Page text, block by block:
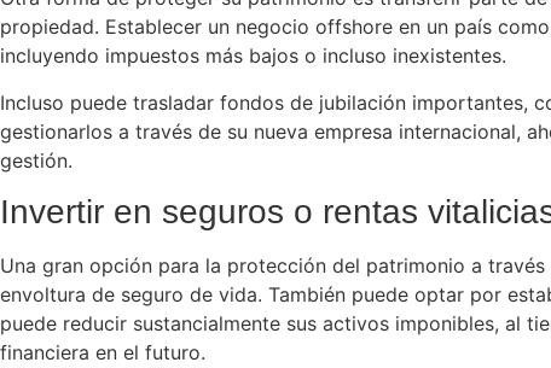
propiedad. Establecer un negocio offshore en un país
incluyendo impuestos más bajos o incluso inexistentes.
Incluso puede trasladar fondos de jubilación importantes,
gestionarlos a través de su nueva empresa internacional,
gestión.
Invertir en seguros o rentas
Una gran opción para la protección del patrimonio a
envoltura de seguro de vida. También puede optar por
puede reducir sustancialmente sus activos imponibles, al
financiera en el futuro.